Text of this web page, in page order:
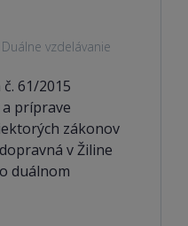
Duálne vzdelávanie
61/2015
príprave
zákonov
v Žiline
duálnom